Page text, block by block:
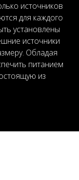
источников
для каждого
установлены
источники
Обладая
питанием
из